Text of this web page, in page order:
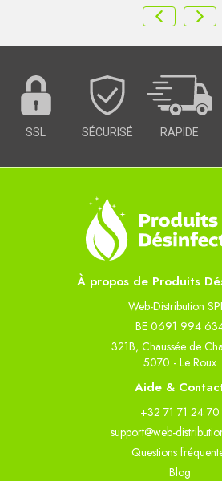
SSL SÉCURISÉ RAPIDE
À propos de Produits
Web-Distribution
BE 0691 994
321B, Chaussée de
5070 - Le Roux
Aide &
+32 71 71 24 70
support@web-
Questions
Blog